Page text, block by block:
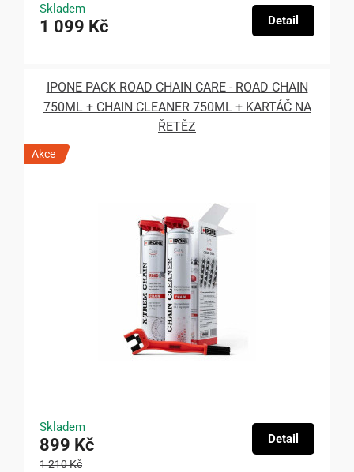
Skladem
1 099 Kč Detail
IPONE PACK ROAD CHAIN CARE - ROAD CHAIN
750ML + CHAIN CLEANER 750ML + KARTÁČ NA
ŘETĚZ
Akce
Skladem
899 Kč
1 210 Kč
Detail